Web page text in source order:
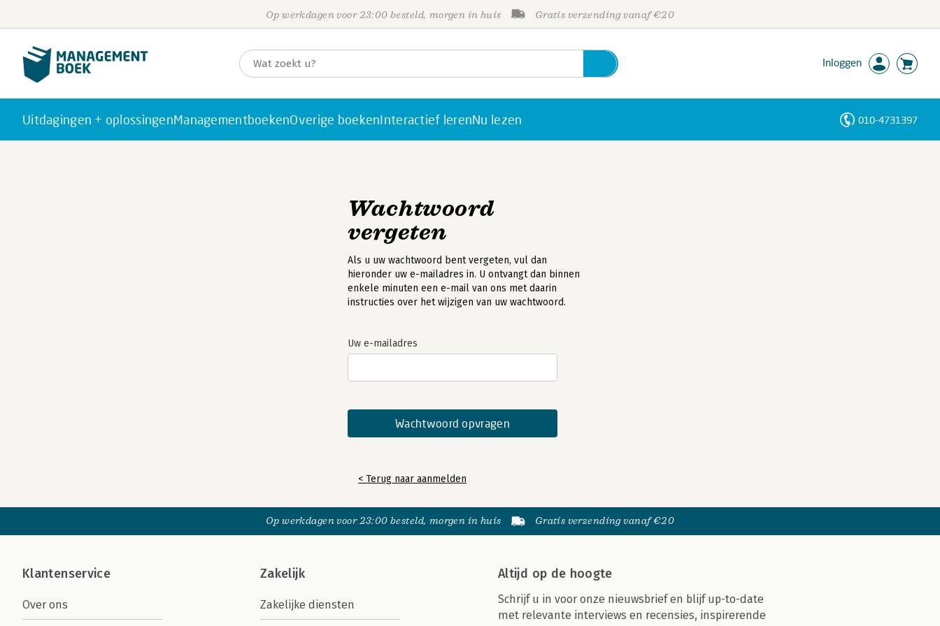
Op werkdagen voor 23:00 besteld, morgen in huis Gratis verzending vanaf €20
Inloggen
Uitdagingen + oplossingenManagementboekenOverige boekenInteractief lerenNu lezen 010-4731397
Wachtwoord
vergeten
Als u uw wachtwoord bent vergeten, vul dan
hieronder uw e-mailadres in. U ontvangt dan binnen
enkele minuten een e-mail van ons met daarin
instructies over het wijzigen van uw wachtwoord.
Uw e-mailadres
< Terug naar aanmelden
Op werkdagen voor 23:00 besteld, morgen in huis Gratis verzending vanaf €20
Klantenservice
Over ons
Zakelijk
Zakelijke diensten
Altijd op de hoogte
Schrijf u in voor onze nieuwsbrief en blijf up-to-date
met relevante interviews en recensies, inspirerende
Personen